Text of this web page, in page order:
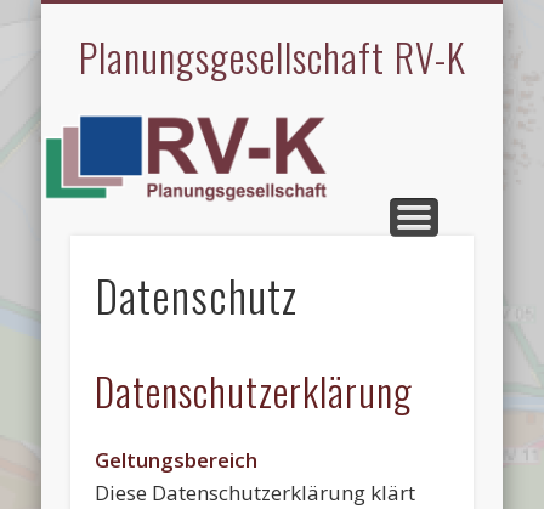
Planungsgesellschaft RV-K
Datenschutz
Datenschutzerklärung
Geltungsbereich
Diese Datenschutzerklärung klärt